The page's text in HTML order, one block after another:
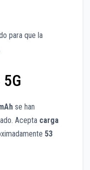
para que la
se han
Acepta carga
53